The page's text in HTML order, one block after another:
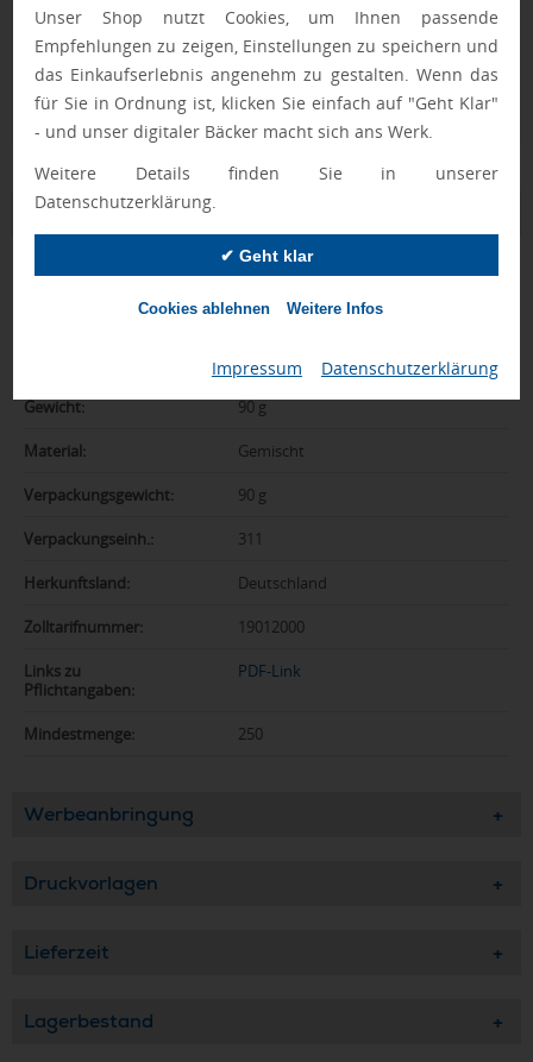
Unser Shop nutzt Cookies, um Ihnen passende
Empfehlungen zu zeigen, Einstellungen zu speichern und
das Einkaufserlebnis angenehm zu gestalten. Wenn das
für Sie in Ordnung ist, klicken Sie einfach auf "Geht Klar"
- und unser digitaler Bäcker macht sich ans Werk.
Weitere Details finden Sie in unserer
Datenschutzerklärung.
✔ Geht klar
Cookies ablehnen Weitere Infos
Impressum Datenschutzerklärung
schaffen es in den Shop.Mehr erfahren
Ewa Engel,
Qualitätssicherung
Zusatzinformation
Artikelnummer: 08-2K1357f
RÖMERFAMILIE
11 x 16 x 1 cm
Gewicht: 90 g
Material: Gemischt
Verpackungsgewicht: 90 g
Verpackungseinh.: 311
Herkunftsland: Deutschland
Zolltarifnummer: 19012000
Links zu
Pflichtangaben:
PDF-Link
Mindestmenge: 250
Werbeanbringung
Druckvorlagen
Lieferzeit
Lagerbestand